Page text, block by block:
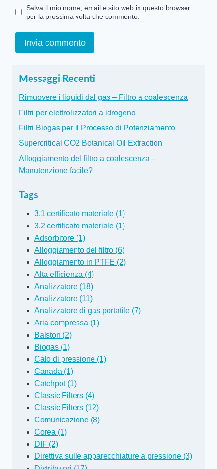
Salva il mio nome, email e sito web in questo browser
per la prossima volta che commento.
Messaggi Recenti
Rimuovere i liquidi dal gas – Filtro a coalescenza
Filtri per elettrolizzatori a idrogeno
Filtri Biogas per il Processo di Potenziamento
Supercritical CO2 Botanical Oil Extraction
Alloggiamento del filtro a coalescenza –
Manutenzione facile?
Tags
3.1 certificato materiale (1)
3.2 certificato materiale (1)
Adsorbitore (1)
Alloggiamento del filtro (6)
Alloggiamento in PTFE (2)
Alta efficienza (4)
Analizzatore (18)
Analizzatore (11)
Analizzatore di gas portatile (7)
Aria compressa (1)
Balston (2)
Biogas (1)
Calo di pressione (1)
Canada (1)
Catchpot (1)
Classic Filters (4)
Classic Filters (12)
Comunicazione (8)
Corea (1)
DIF (2)
Direttiva sulle apparecchiature a pressione (3)